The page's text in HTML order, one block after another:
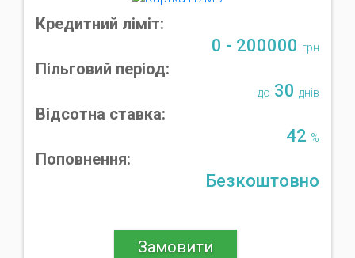
Кредитний ліміт:
0 - 200000 грн
Пільговий період:
до 30 днів
Відсотна ставка:
42 %
Поповнення:
Безкоштовно
Замовити